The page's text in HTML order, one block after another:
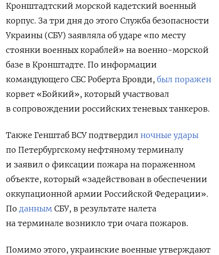
Кронштадтский морской кадетский военный
корпус. За три дня до этого Служба безопасности
Украины (СБУ) заявляла об ударе «по месту
стоянки военных кораблей» на военно-морской
базе в Кронштадте. По информации
командующего СБС Роберта Бровди, был поражен
корвет «Бойкий», который участвовал
в сопровождении российских теневых танкеров.
Также Генштаб ВСУ подтвердил ночные удары
по Петербургскому нефтяному терминалу
и заявил о фиксации пожара на пораженном
объекте, который «задействован в обеспечении
оккупационной армии Российской Федерации».
По данным СБУ, в результате налета
на терминале возникло три очага пожаров.
Помимо этого, украинские военные утверждают